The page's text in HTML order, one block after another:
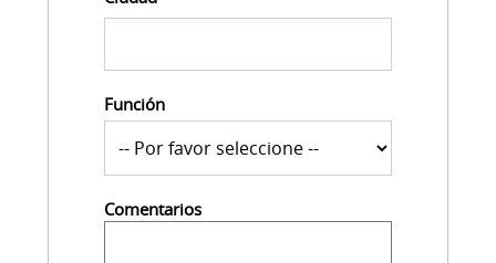
Función
Comentarios